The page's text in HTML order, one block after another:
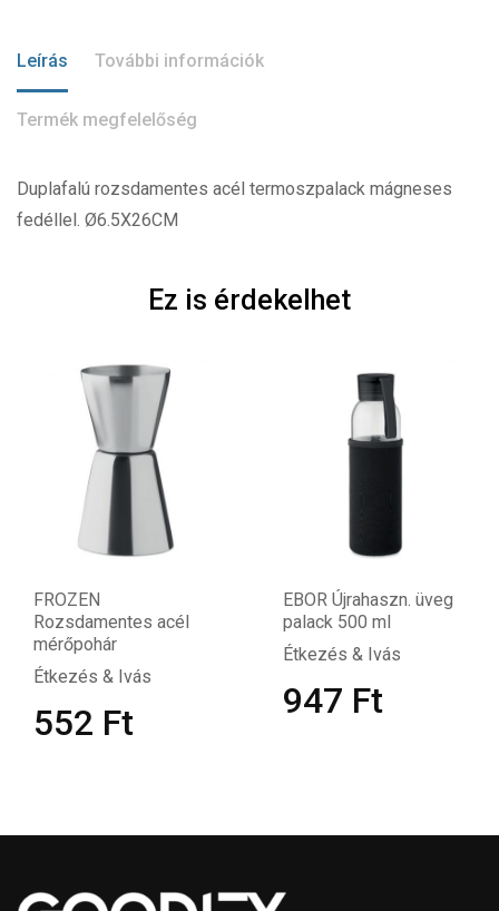
Leírás További információk
Termék megfelelőség
Duplafalú rozsdamentes acél termoszpalack mágneses
fedéllel. Ø6.5X26CM
Ez is érdekelhet
FROZEN
Rozsdamentes acél
mérőpohár
Étkezés & Ivás
552 Ft
EBOR Újrahaszn. üveg
palack 500 ml
Étkezés & Ivás
947 Ft